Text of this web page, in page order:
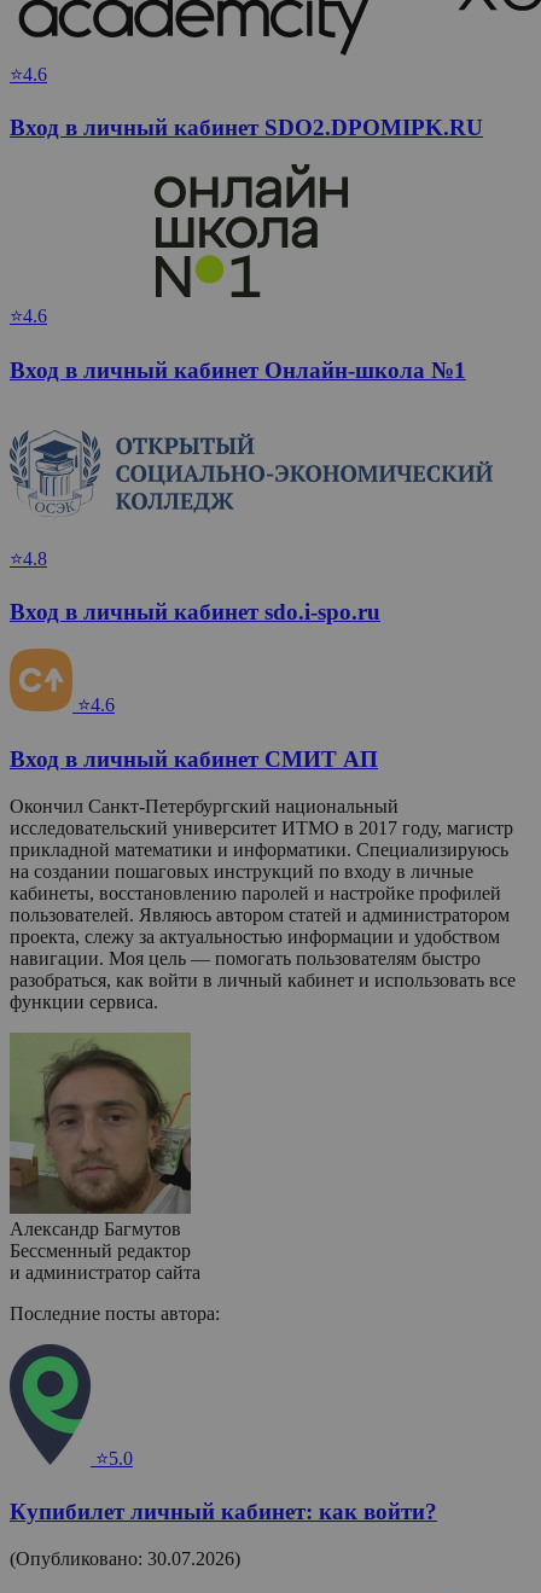
⭐4.6
Вход в личный кабинет SDO2.DPOMIPK.RU
⭐4.6
Вход в личный кабинет Онлайн-школа №1
⭐4.8
Вход в личный кабинет sdo.i-spo.ru
⭐4.6
Вход в личный кабинет СМИТ АП
Окончил Санкт-Петербургский национальный
исследовательский университет ИТМО в 2017 году, магистр
прикладной математики и информатики. Специализируюсь
на создании пошаговых инструкций по входу в личные
кабинеты, восстановлению паролей и настройке профилей
пользователей. Являюсь автором статей и администратором
проекта, слежу за актуальностью информации и удобством
навигации. Моя цель — помогать пользователям быстро
разобраться, как войти в личный кабинет и использовать все
функции сервиса.
Александр Багмутов
Бессменный редактор
и администратор сайта
Последние посты автора:
⭐5.0
Купибилет личный кабинет: как войти?
(Опубликовано: 30.07.2026)